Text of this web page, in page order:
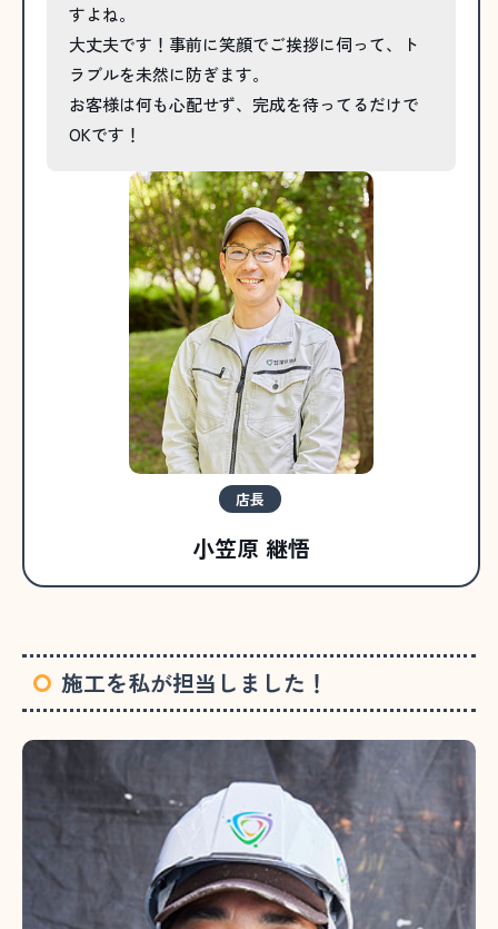
すよね。
大丈夫です！事前に笑顔でご挨拶に伺って、ト
ラブルを未然に防ぎます。
お客様は何も心配せず、完成を待ってるだけで
OKです！
店長
小笠原 継悟
施工を私が担当しました！